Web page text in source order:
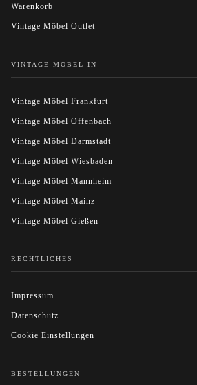
Warenkorb
Vintage Möbel Outlet
VINTAGE MÖBEL IN
Vintage Möbel Frankfurt
Vintage Möbel Offenbach
Vintage Möbel Darmstadt
Vintage Möbel Wiesbaden
Vintage Möbel Mannheim
Vintage Möbel Mainz
Vintage Möbel Gießen
RECHTLICHES
Impressum
Datenschutz
Cookie Einstellungen
BESTELLUNGEN